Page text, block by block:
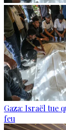
Gaza: Israël tue
feu